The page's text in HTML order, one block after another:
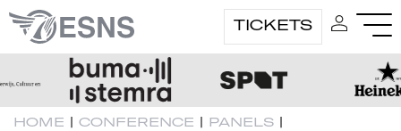
TICKETS
HOME | CONFERENCE | PANELS |